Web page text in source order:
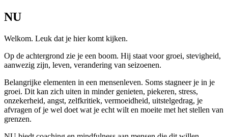
NU
Welkom. Leuk dat je hier komt kijken.
Op de achtergrond zie je een boom. Hij staat voor groei, stevigheid,
aanwezig zijn, leven, verandering van seizoenen.
Belangrijke elementen in een mensenleven. Soms stagneer je in je
groei. Dit kan zich uiten in minder genieten, piekeren, stress,
onzekerheid, angst, zelfkritiek, vermoeidheid, uitstelgedrag, je
afvragen of je wel doet wat je echt wilt en moeite met het stellen van
grenzen.